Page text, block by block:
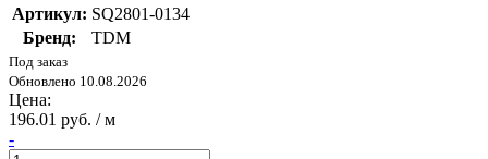
Артикул: SQ2801-0134
Бренд:
TDM
Под заказ
Обновлено 10.08.2026
Цена:
196.01 руб. / м
-